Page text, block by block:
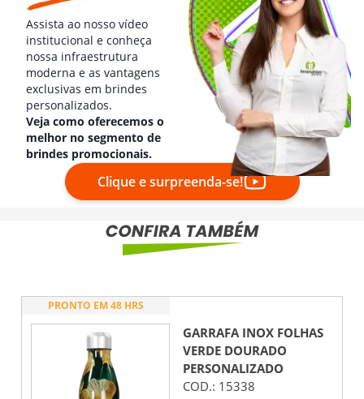
Assista ao nosso vídeo
institucional e conheça
nossa infraestrutura
moderna e as vantagens
exclusivas em brindes
personalizados.
Veja como oferecemos o
melhor no segmento de
brindes promocionais.
Clique e surpreenda-se!
PRONTO EM 48 HRS
GARRAFA INOX FOLHAS
VERDE DOURADO
PERSONALIZADO
COD.: 15338